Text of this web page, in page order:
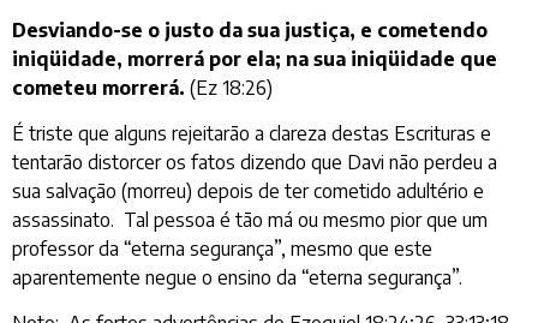
Desviando-se o justo da sua justiça, e cometendo
iniqüidade, morrerá por ela; na sua iniqüidade que
cometeu morrerá. (Ez 18:26)
É triste que alguns rejeitarão a clareza destas Escrituras e
tentarão distorcer os fatos dizendo que Davi não perdeu a
sua salvação (morreu) depois de ter cometido adultério e
assassinato. Tal pessoa é tão má ou mesmo pior que um
professor da “eterna segurança”, mesmo que este
aparentemente negue o ensino da “eterna segurança”.